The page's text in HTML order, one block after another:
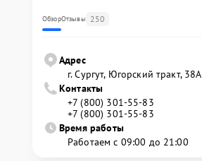
ОбзорОтзывы 250
Адрес
г. Сургут, Югорский тракт, 38А
Контакты
+7 (800) 301-55-83
+7 (800) 301-55-83
Время работы
Работаем с 09:00 до 21:00